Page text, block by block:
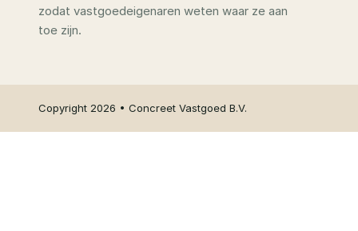
zodat vastgoedeigenaren weten waar ze aan
toe zijn.
Copyright 2026 • Concreet Vastgoed B.V.